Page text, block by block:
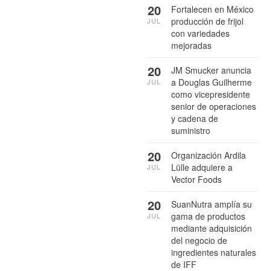
Fortalecen en México
producción de frijol
con variedades
mejoradas
20
JUL
JM Smucker anuncia
a Douglas Guilherme
como vicepresidente
senior de operaciones
y cadena de
suministro
20
JUL
Organización Ardila
Lülle adquiere a
Vector Foods
20
JUL
SuanNutra amplía su
gama de productos
mediante adquisición
del negocio de
ingredientes naturales
de IFF
20
JUL